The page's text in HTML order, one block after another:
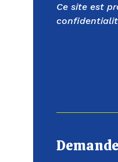
Ce site est